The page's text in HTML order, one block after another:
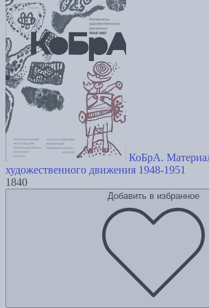
КоБрА.
художественного движения 1948-1951
1840
Добавить в избранное